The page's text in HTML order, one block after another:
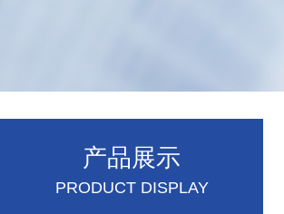
产品展示
PRODUCT DISPLAY